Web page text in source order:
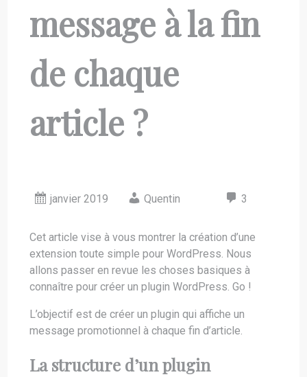
message à la fin
de chaque
article ?
janvier 2019 Quentin 3
Cet article vise à vous montrer la création d’une
extension toute simple pour WordPress. Nous
allons passer en revue les choses basiques à
connaître pour créer un plugin WordPress. Go !
L’objectif est de créer un plugin qui affiche un
message promotionnel à chaque fin d’article.
La structure d’un plugin